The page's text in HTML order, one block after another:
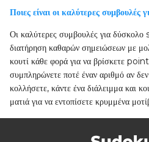
Ποιες είναι οι καλύτερες
Οι καλύτερες συμβουλές για
διατήρηση καθαρών σημειώσεων με
κουτί κάθε φορά για να βρίσκετε
συμπληρώνετε ποτέ έναν αριθμό αν
κολλήσετε, κάντε ένα διάλειμμα και
ματιά για να εντοπίσετε κρυμμένα